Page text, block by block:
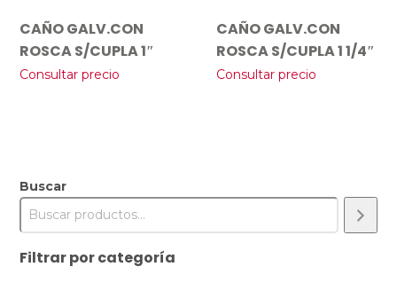
CAÑO GALV.CON
ROSCA S/CUPLA 1″
Consultar precio
CAÑO GALV.CON
ROSCA S/CUPLA 1 1/4″
Consultar precio
Buscar
Filtrar por categoría